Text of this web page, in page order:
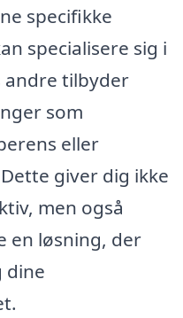
specifikke
specialisere sig i
tilbyder
som
eller
giver dig ikke
men også
en løsning, der
dine